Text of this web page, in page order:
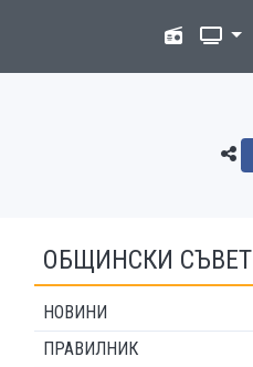
ОБЩИНСКИ СЪВЕТ
НОВИНИ
ПРАВИЛНИК